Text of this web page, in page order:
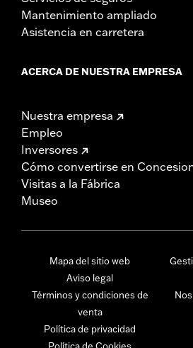
Mantenimiento ampliado
Asistencia en carretera
ACERCA DE NUESTRA EMPRESA
Nuestra empresa
Empleo
Inversores
Cómo convertirse en
Visitas a la Fábrica
Museo
Mapa del sitio web
Aviso legal
Términos y condiciones de
venta
Política de privacidad